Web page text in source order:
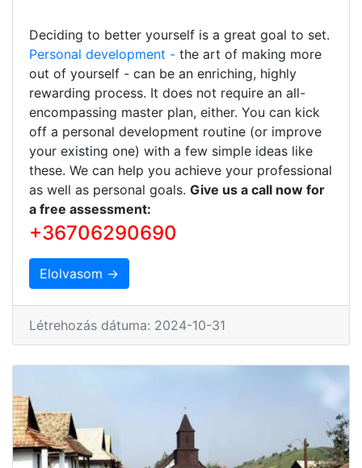
Deciding to better yourself is a great goal to set.
Personal development - the art of making more
out of yourself - can be an enriching, highly
rewarding process. It does not require an all-
encompassing master plan, either. You can kick
off a personal development routine (or improve
your existing one) with a few simple ideas like
these. We can help you achieve your professional
as well as personal goals. Give us a call now for
a free assessment:
+36706290690
Elolvasom →
Létrehozás dátuma: 2024-10-31